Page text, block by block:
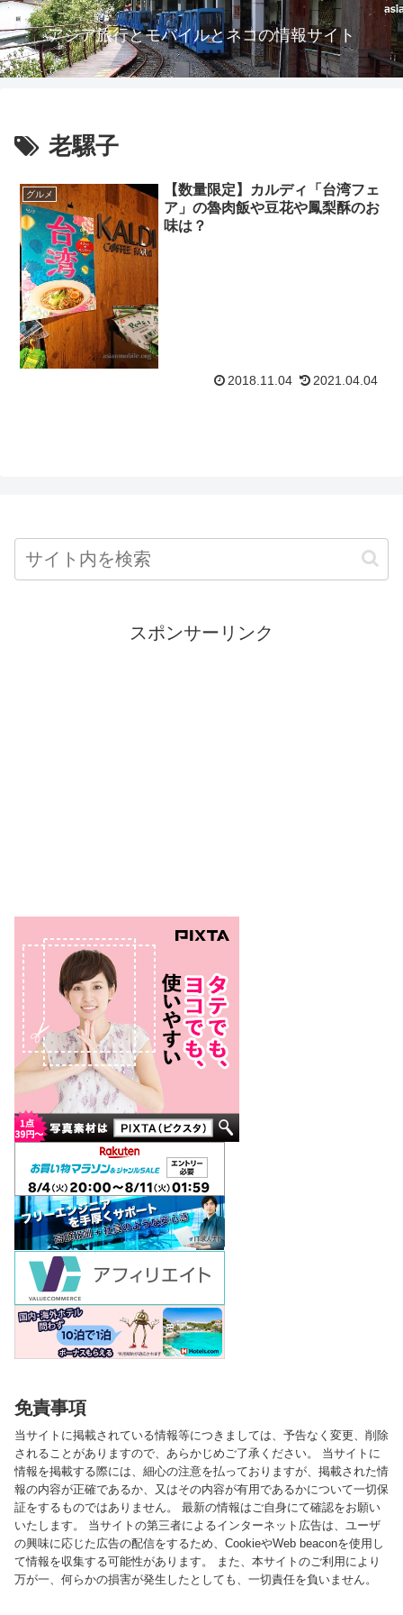
アジア旅行とモバイルとネコの情報サイト
老騾子
グルメ
【数量限定】カルディ「台湾フェ
ア」の魯肉飯や豆花や鳳梨酥のお
味は？
2018.11.04 2021.04.04
スポンサーリンク
免責事項
当サイトに掲載されている情報等につきましては、予告なく変更、削除
されることがありますので、あらかじめご了承ください。 当サイトに
情報を掲載する際には、細心の注意を払っておりますが、掲載された情
報の内容が正確であるか、又はその内容が有用であるかについて一切保
証をするものではありません。 最新の情報はご自身にて確認をお願い
いたします。 当サイトの第三者によるインターネット広告は、ユーザ
の興味に応じた広告の配信をするため、CookieやWeb beaconを使用し
て情報を収集する可能性があります。 また、本サイトのご利用により
万が一、何らかの損害が発生したとしても、一切責任を負いません。